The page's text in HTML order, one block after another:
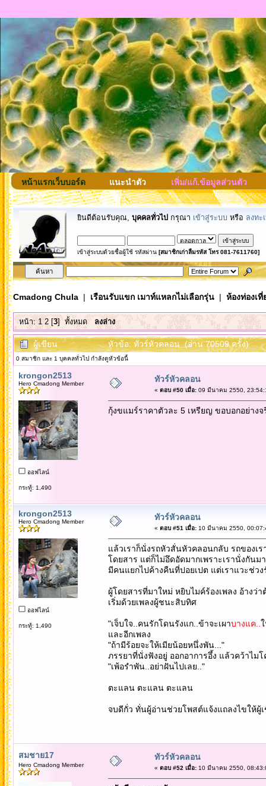
หน้าแรกเว็บบอร์ด แนะนำตัว เพิ่ม/แก้.ข้อมูลส่วนตัว
ยินดีต้อนรับคุณ, บุคคลทั่วไป กรุณา เข้าสู่ระบบ หรือ ลงทะ
เข้าสู่ระบบด้วยชื่อผู้ใช้ รหัสผ่าน [สมาชิกเก่าลืมรหัส โทร 081-7611760]
Cmadong Chula| เรือนรับแขก เมาท์แหลกไม่เลือกรุ่น| ห้องท่องเ
หน้า:1 2[3] ทั้งหมด ลงล่าง
ผู้เขียน หัวข้อ: ทัวร์หัวคลอน (อ่าน 70509 ครั้ง)
0 สมาชิก และ 1 บุคคลทั่วไป กำลังดูหัวข้อนี้
krongon2513
Hero Cmadong Member
ออฟไลน์
กระทู้: 1,490
ทัวร์หัวคลอน
« ตอบ #50 เมื่อ:09 มีนาคม 2550,
กุ้งขแมร์ราคาตัวละ 5 เหรียญ ขอบอกอย่างจ
krongon2513
Hero Cmadong Member
ออฟไลน์
กระทู้: 1,490
ทัวร์หัวคลอน
« ตอบ #51 เมื่อ:10 มีนาคม 2550,
แล้วเราก็นั่งรถหัวสั่นหัวคลอนกลับ รถของเ
โดยสาร แต่ก็ไม่อึดอัดมากเพราะเรานั่งกันม
มีคนแยกไปค้างคืนที่ปอยเปต แต่เราแวะช่ว
ผู้โดยสารที่มาใหม่ หยิบไมค์ร้องเพลง อ้างว่
เริ่มด้วยเพลงผู้ชนะสิบทิศ
"เจ็บใจ..คนรักโดนรังแก..ข้าจะเผาบางแค..
และอีกเพลง
"ถ้ามีร้อยจะให้เมียน้อยหนึ่งพัน..."
ภรรยาที่นั่งฟังอยู่ ออกอาการอึ้ง แล้วคว้าไม
"เพ้อรำพัน..อย่าฝันไปเลย.."
ตะแลน ตะแลน ตะแลน
จบดีกั่ว ทั่นผู้อ่านช่วยโพสต์แจ้งแถลงไขให้ผู้
สมชาย17
Hero Cmadong Member
ทัวร์หัวคลอน
« ตอบ #52 เมื่อ:10 มีนาคม 2550,